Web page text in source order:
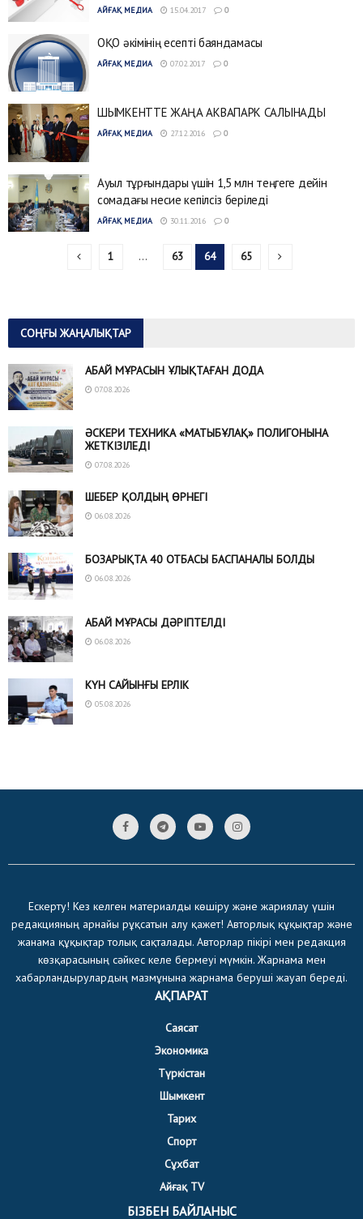
АЙҒАҚ МЕДИА 15.04.2017 0
ОҚО әкімінің есепті баяндамасы
АЙҒАҚ МЕДИА 07.02.2017 0
ШЫМКЕНТТЕ ЖАҢА АКВАПАРК САЛЫНАДЫ
АЙҒАҚ МЕДИА 27.12.2016 0
Ауыл тұрғындары үшін 1,5 млн теңгеге дейін
сомадағы несие кепілсіз беріледі
АЙҒАҚ МЕДИА 30.11.2016 0
1 … 63 64 65
СОҢҒЫ ЖАҢАЛЫҚТАР
АБАЙ МҰРАСЫН ҰЛЫҚТАҒАН ДОДА
07.08.2026
ӘСКЕРИ ТЕХНИКА «МАТЫБҰЛАҚ» ПОЛИГОНЫНА
ЖЕТКІЗІЛЕДІ
07.08.2026
ШЕБЕР ҚОЛДЫҢ ӨРНЕГІ
06.08.2026
БОЗАРЫҚТА 40 ОТБАСЫ БАСПАНАЛЫ БОЛДЫ
06.08.2026
АБАЙ МҰРАСЫ ДӘРІПТЕЛДІ
06.08.2026
КҮН САЙЫНҒЫ ЕРЛІК
05.08.2026
Ескерту! Кез келген материалды көшіру және жариялау үшін
редакцияның арнайы рұқсатын алу қажет! Авторлық құқықтар және
жанама құқықтар толық сақталады. Авторлар пікірі мен редакция
көзқарасының сәйкес келе бермеуі мүмкін. Жарнама мен
хабарландырулардың мазмұнына жарнама беруші жауап береді.
АҚПАРАТ
Саясат
Экономика
Түркістан
Шымкент
Тарих
Спорт
Сұхбат
Айғақ TV
БІЗБЕН БАЙЛАНЫС